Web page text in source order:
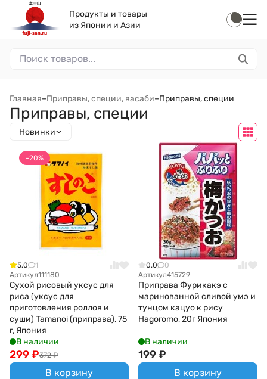
Продукты и товары
из Японии и Азии
Главная–Приправы, специи, васаби–Приправы, специи
Приправы, специи
Новинки
-20%
5.0
1
Артикул111180
Сухой рисовый уксус для
риса (уксус для
приготовления роллов и
суши) Tamanoi (приправа), 75
г, Япония
В наличии
372 ₽
299₽
В корзину
0.0
0
Артикул415729
Приправа Фурикакэ c
маринованной сливой умэ и
тунцом кацуо к рису
Hagoromo, 20г Япония
В наличии
199₽
В корзину